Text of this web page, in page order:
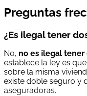
Preguntas
¿Es ilegal tener
No, no es ilegal tener
establece la ley es
sobre la misma
existe doble seguro y
aseguradoras.